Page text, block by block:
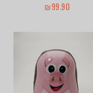
₪99.90